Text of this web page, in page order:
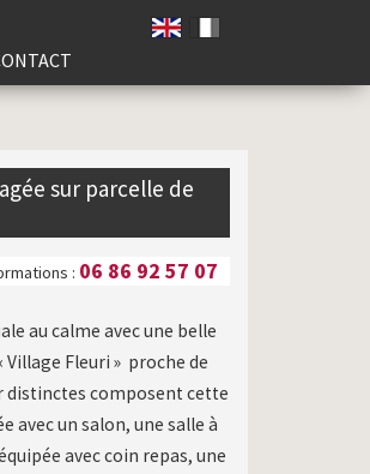
sur parcelle de
: 06 86 92 57 07
au calme avec une belle
Fleuri » proche de
distinctes composent cette
avec un salon, une salle à
avec coin repas, une